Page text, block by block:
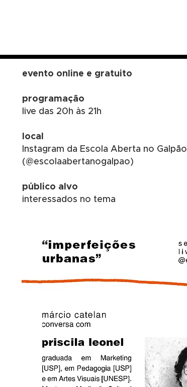
evento online e gratuito
programação
live das 20h às 21h
local
Instagram da Escola Aberta no Galpão
(@escolaabertanogalpao)
público alvo
interessados no tema